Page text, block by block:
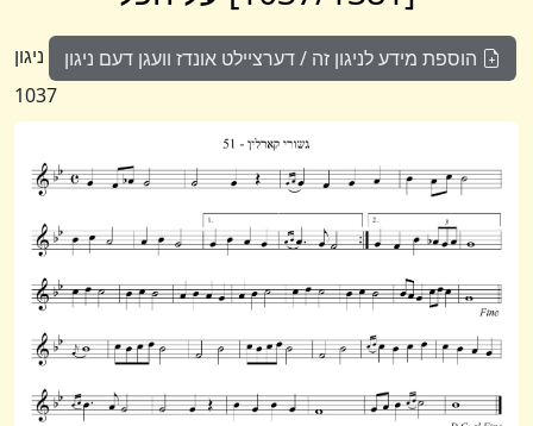
הוספת מידע לניגון זה / דערציילט אונדז וועגן דעם ניגון ניגון
1037